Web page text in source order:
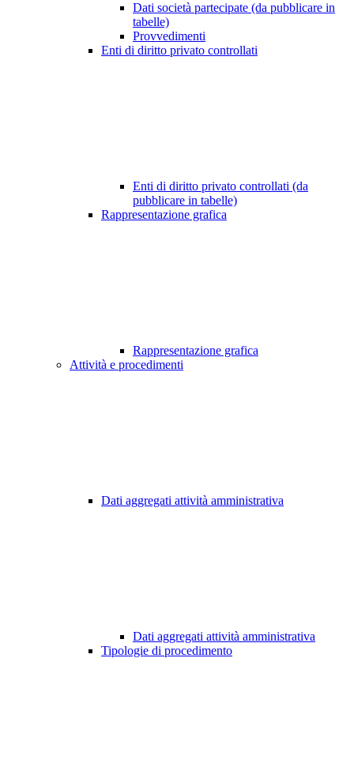
Dati società partecipate (da pubblicare in
tabelle)
Provvedimenti
Enti di diritto privato controllati
Enti di diritto privato controllati (da
pubblicare in tabelle)
Rappresentazione grafica
Rappresentazione grafica
Attività e procedimenti
Dati aggregati attività amministrativa
Dati aggregati attività amministrativa
Tipologie di procedimento